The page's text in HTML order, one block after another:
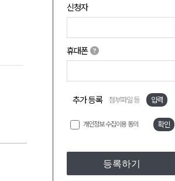
신청자
휴대폰
추가 등록 첨부파일 등 입력
개인정보 수집이용 동의 확인
등록하기